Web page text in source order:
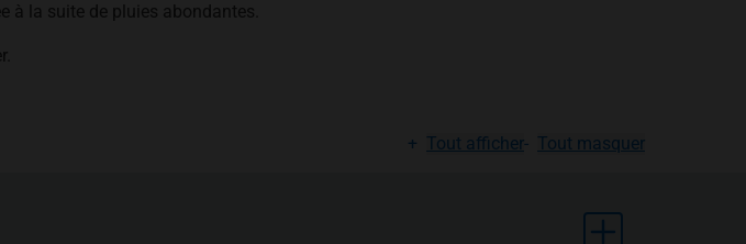
à la suite de pluies abondantes.
+ Tout afficher- Tout masquer